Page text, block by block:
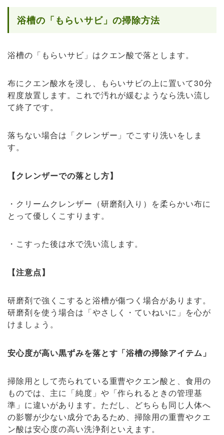
浴槽の「もらいサビ」の掃除方法
浴槽の「もらいサビ」はクエン酸で落とします。
布にクエン酸水を浸し、もらいサビの上に置いて30分
程度放置します。これで汚れが緩むようなら洗い流し
て終了です。
落ちない場合は「クレンザー」でこすり洗いをしま
す。
【クレンザーでの落とし方】
・クリームクレンザー（研磨剤入り）を柔らかい布に
とって優しくこすります。
・こすった後は水で洗い流します。
【注意点】
研磨剤で強くこすると浴槽が傷つく場合があります。
研磨剤を使う場合は「やさしく・ていねいに」を心が
けましょう。
安心度が高い黒ずみを落とす「浴槽の掃除アイテム」
掃除用として売られている重曹やクエン酸と、食用の
ものでは、主に「純度」や「作られるときの管理基
準」に違いがあります。ただし、どちらも同じ人体へ
の影響が少ない成分であるため、掃除用の重曹やクエ
ン酸は安心度の高い洗浄剤といえます。